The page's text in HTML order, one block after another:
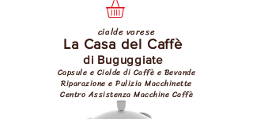
cialde varese
La Casa del Caffè
di Buguggiate
Capsule e Cialde di Caffè e Bevande
Riparazione e Pulizia Macchinette
Centro Assistenza Macchine Caffè